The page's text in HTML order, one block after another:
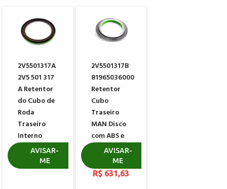
2V5501317A
2V5 501 317
A Retentor
do Cubo de
Roda
Traseiro
Interno
MAN
R$ 278,57
AVISAR-
ME
2V5501317B
81965036000
Retentor
Cubo
Traseiro
MAN Disco
com ABS e
sensor 100
R$ 631,63
AVISAR-
ME